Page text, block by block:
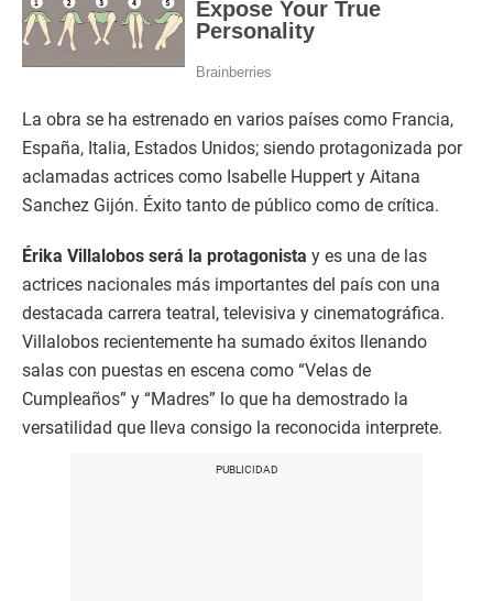
La obra se ha estrenado en varios países como Francia,
España, Italia, Estados Unidos; siendo protagonizada por
aclamadas actrices como Isabelle Huppert y Aitana
Sanchez Gijón. Éxito tanto de público como de crítica.
Érika Villalobos será la protagonista y es una de las
actrices nacionales más importantes del país con una
destacada carrera teatral, televisiva y cinematográfica.
Villalobos recientemente ha sumado éxitos llenando
salas con puestas en escena como “Velas de
Cumpleaños” y “Madres” lo que ha demostrado la
versatilidad que lleva consigo la reconocida interprete.